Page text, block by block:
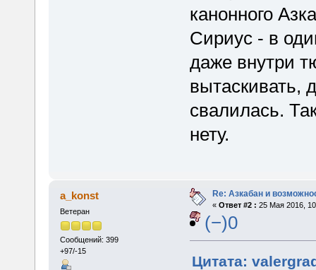
канонного
Сириус - в
даже внутри
вытаскивать,
свалилась.
нету.
a_konst
Ветеран
Сообщений: 399
+97/-15
Re: Азкабан и
« Ответ #2 : 25 Мая 2016,
(−)0
Цитата: